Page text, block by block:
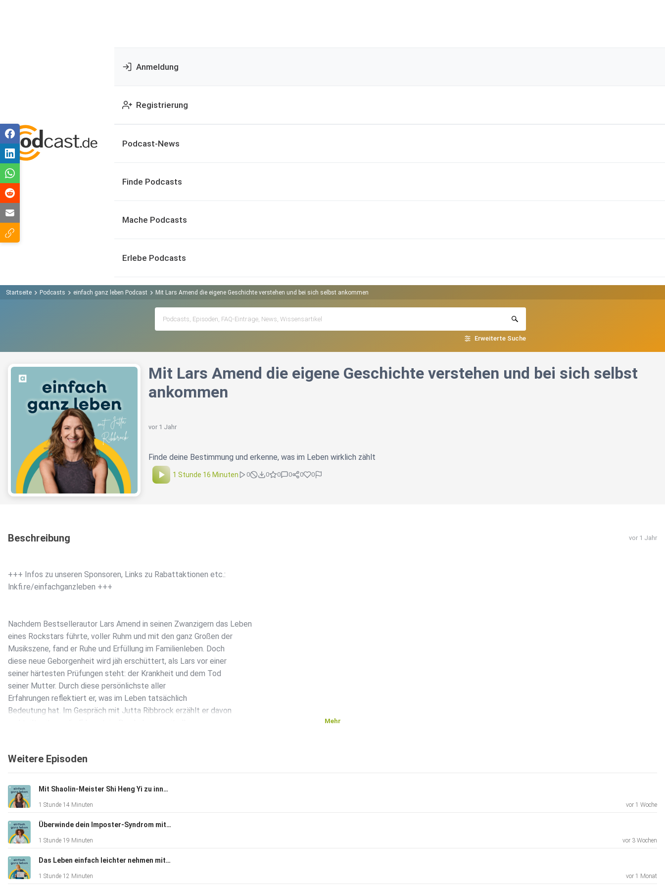
Anmeldung
Registrierung
Podcast-News
Finde Podcasts
Mache Podcasts
Erlebe Podcasts
Startseite Podcasts einfach ganz leben Podcast Mit Lars Amend die eigene Geschichte verstehen und bei sich selbst ankommen
Erweiterte Suche
Mit Lars Amend die eigene Geschichte verstehen und bei sich selbst
ankommen
vor 1 Jahr
Finde deine Bestimmung und erkenne, was im Leben wirklich zählt
1 Stunde 16 Minuten 0 0 0 0 0 0
Beschreibung vor 1 Jahr
+++ Infos zu unseren Sponsoren, Links zu Rabattaktionen etc.:
lnkfi.re/einfachganzleben +++
Nachdem Bestsellerautor Lars Amend in seinen Zwanzigern das Leben
eines Rockstars führte, voller Ruhm und mit den ganz Großen der
Musikszene, fand er Ruhe und Erfüllung im Familienleben. Doch
diese neue Geborgenheit wird jäh erschüttert, als Lars vor einer
seiner härtesten Prüfungen steht: der Krankheit und dem Tod
seiner Mutter. Durch diese persönlichste aller
Erfahrungen reflektiert er, was im Leben tatsächlich
Bedeutung hat. Im Gespräch mit Jutta Ribbrock erzählt er davon
Zuhause zu finden. Lars lädt uns ein, das Leben trotz seiner
finden, und er zeigt, dass es völlig in Ordnung ist, zu
straucheln, zu zweifeln und zu hoffen. Denn es sind gerade diese
Momente, die uns letztendlich zu uns selbst führen und uns
erkennen lassen, wo unser wahres Zuhause liegt.
Zum Weiterhören und Stöbern:
Mehr
Weitere Episoden
Mit Shaolin-Meister Shi Heng Yi zu innerer Kraft und Fokus (Wdh.)
1 Stunde 14 Minuten vor 1 Woche
Überwinde dein Imposter-Syndrom mit Sarah Desai
1 Stunde 19 Minuten vor 3 Wochen
Das Leben einfach leichter nehmen mit Werner Tiki Küstenmacher
1 Stunde 12 Minuten vor 1 Monat